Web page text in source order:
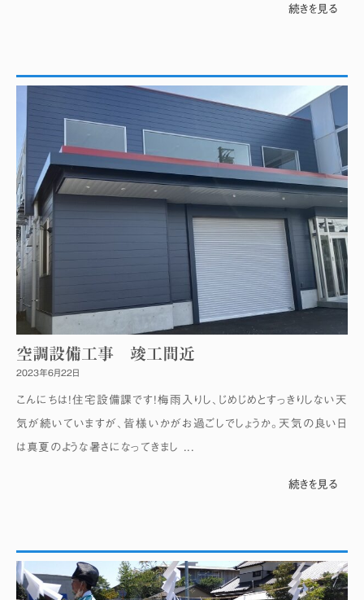
続きを見る
空調設備工事 竣工間近
2023年6月22日
こんにちは！住宅設備課です！梅雨入りし、じめじめとすっきりしない天
気が続いていますが、皆様いかがお過ごしでしょうか。天気の良い日
は真夏のような暑さになってきまし ...
続きを見る